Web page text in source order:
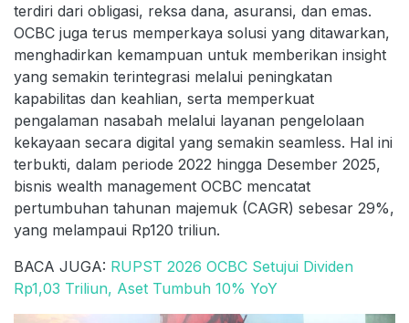
terdiri dari obligasi, reksa dana, asuransi, dan emas.
OCBC juga terus memperkaya solusi yang ditawarkan,
menghadirkan kemampuan untuk memberikan insight
yang semakin terintegrasi melalui peningkatan
kapabilitas dan keahlian, serta memperkuat
pengalaman nasabah melalui layanan pengelolaan
kekayaan secara digital yang semakin seamless. Hal ini
terbukti, dalam periode 2022 hingga Desember 2025,
bisnis wealth management OCBC mencatat
pertumbuhan tahunan majemuk (CAGR) sebesar 29%,
yang melampaui Rp120 triliun.
BACA JUGA: RUPST 2026 OCBC Setujui Dividen
Rp1,03 Triliun, Aset Tumbuh 10% YoY